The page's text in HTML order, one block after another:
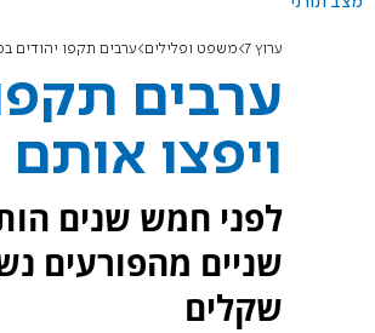
ערוץ 7 משפט ופלילים ערבים תקפו יהודים
ערבים
ויפצו אותם
לפני חמש שנים
שקלים